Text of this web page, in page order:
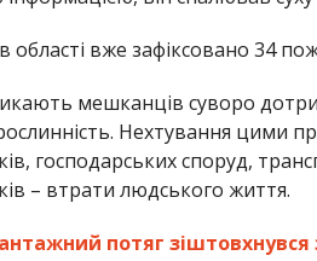
області вже зафіксовано 34
мешканців суворо
Нехтування цими
господарських споруд,
– втрати людського життя.
потяг